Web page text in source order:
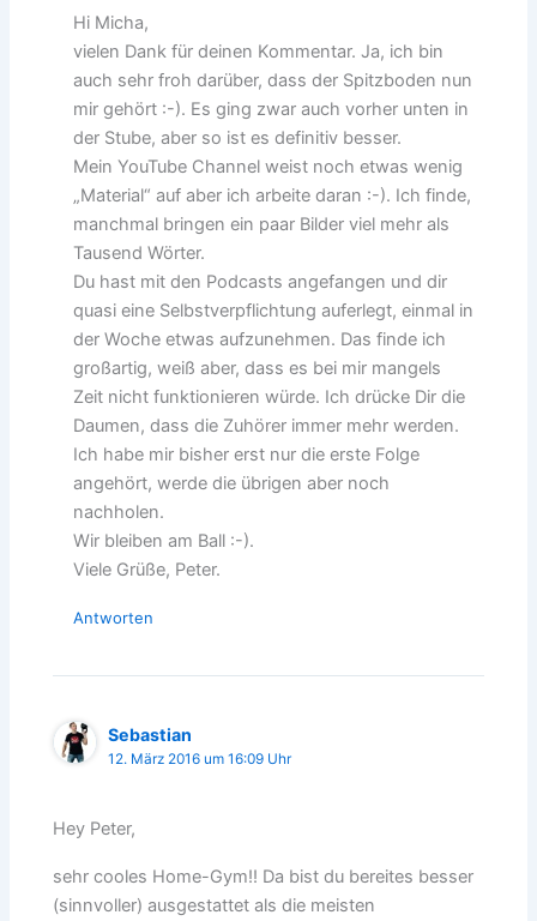
Hi Micha,
vielen Dank für deinen Kommentar. Ja, ich bin
auch sehr froh darüber, dass der Spitzboden nun
mir gehört :-). Es ging zwar auch vorher unten in
der Stube, aber so ist es definitiv besser.
Mein YouTube Channel weist noch etwas wenig
„Material“ auf aber ich arbeite daran :-). Ich finde,
manchmal bringen ein paar Bilder viel mehr als
Tausend Wörter.
Du hast mit den Podcasts angefangen und dir
quasi eine Selbstverpflichtung auferlegt, einmal in
der Woche etwas aufzunehmen. Das finde ich
großartig, weiß aber, dass es bei mir mangels
Zeit nicht funktionieren würde. Ich drücke Dir die
Daumen, dass die Zuhörer immer mehr werden.
Ich habe mir bisher erst nur die erste Folge
angehört, werde die übrigen aber noch
nachholen.
Wir bleiben am Ball :-).
Viele Grüße, Peter.
Antworten
Sebastian
12. März 2016 um 16:09 Uhr
Hey Peter,
sehr cooles Home-Gym!! Da bist du bereites besser
(sinnvoller) ausgestattet als die meisten